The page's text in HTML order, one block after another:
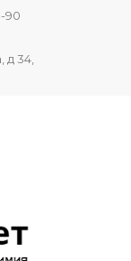
90
34,